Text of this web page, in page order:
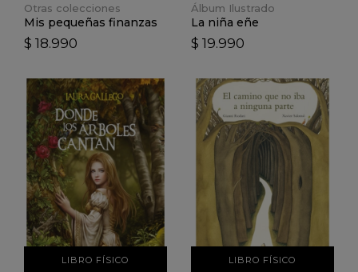
Otras colecciones
Mis pequeñas finanzas
$ 18.990
Álbum Ilustrado
La niña eñe
$ 19.990
LIBRO FÍSICO
VER DETALLES
LIBRO FÍSICO
VER DETALLES